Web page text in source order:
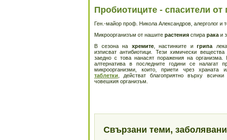
Пробиотиците - спасители от
Ген.-майор проф. Никола Александров, алерголог и
Микроорганизъм от нашите растения спира рака и
В сезона на хремите, настинките игрипа
изписват антибиотици. Тези химически вещества
заедно с това нанасят поражения на организма.
алтернатива в последните години се налагат
микроорганизми, които, приети чрез
таблетки , действат благоприятно върху
човешкия организъм.
Свързани теми,